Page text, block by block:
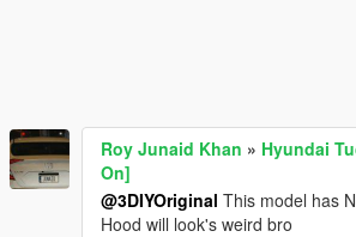
Roy Junaid Khan » Hyundai
On]
@3DIYOriginal This model has
Hood will look's weird bro